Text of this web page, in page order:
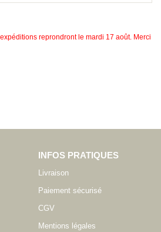
reprondront le mardi 17 août. Merci
INFOS PRATIQUES
Livraison
Paiement sécurisé
CGV
Mentions légales